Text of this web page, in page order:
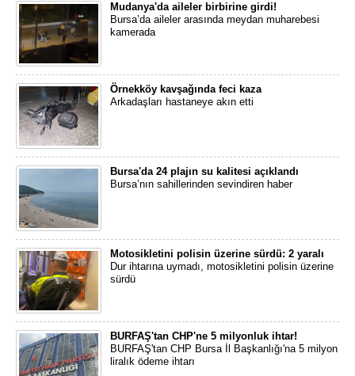
Mudanya'da aileler birbirine girdi!
Bursa’da aileler arasında meydan muharebesi
kamerada
Örnekköy kavşağında feci kaza
Arkadaşları hastaneye akın etti
Bursa'da 24 plajın su kalitesi açıklandı
Bursa’nın sahillerinden sevindiren haber
Motosikletini polisin üzerine sürdü: 2 yaralı
Dur ihtarına uymadı, motosikletini polisin üzerine
sürdü
BURFAŞ'tan CHP'ne 5 milyonluk ihtar!
BURFAŞ'tan CHP Bursa İl Başkanlığı'na 5 milyon
liralık ödeme ihtarı